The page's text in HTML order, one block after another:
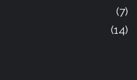
(7)
(14)